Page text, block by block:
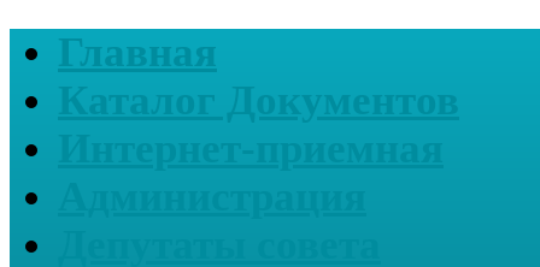
Главная
Каталог Документов